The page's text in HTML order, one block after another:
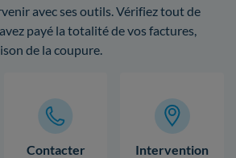
avec ses outils. Vérifiez tout de
payé la totalité de vos factures,
de la coupure.
Contacter Intervention